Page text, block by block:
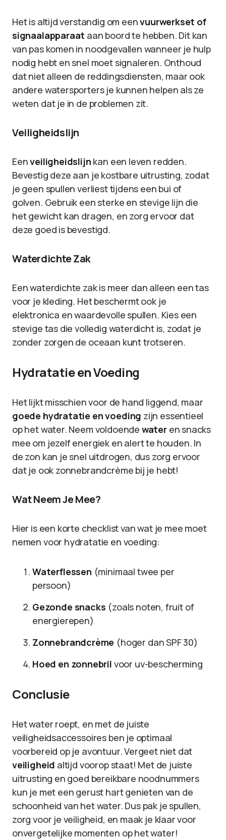
Het is altijd verstandig om eenvuurwerkset of
signaalapparaat aan boord te hebben. Dit kan
van pas komen in noodgevallen wanneer je hulp
nodig hebt en snel moet signaleren. Onthoud
dat niet alleen de reddingsdiensten, maar ook
andere watersporters je kunnen helpen als ze
weten dat je in de problemen zit.
Veiligheidslijn
Eenveiligheidslijn kan een leven redden.
Bevestig deze aan je kostbare uitrusting, zodat
je geen spullen verliest tijdens een bui of
golven. Gebruik een sterke en stevige lijn die
het gewicht kan dragen, en zorg ervoor dat
deze goed is bevestigd.
Waterdichte Zak
Een waterdichte zak is meer dan alleen een tas
voor je kleding. Het beschermt ook je
elektronica en waardevolle spullen. Kies een
stevige tas die volledig waterdicht is, zodat je
zonder zorgen de oceaan kunt trotseren.
Hydratatie en Voeding
Het lijkt misschien voor de hand liggend, maar
goede hydratatie en voeding zijn essentieel
op het water. Neem voldoende wateren snacks
mee om jezelf energiek en alert te houden. In
de zon kan je snel uitdrogen, dus zorg ervoor
dat je ook zonnebrandcrème bij je hebt!
Wat Neem Je Mee?
Hier is een korte checklist van wat je mee moet
nemen voor hydratatie en voeding:
Waterflessen (minimaal twee per
persoon)
Gezonde snacks (zoals noten, fruit of
energierepen)
Zonnebrandcrème (hoger dan SPF 30)
Hoed en zonnebril voor uv-bescherming
Conclusie
Het water roept, en met de juiste
veiligheidsaccessoires ben je optimaal
voorbereid op je avontuur. Vergeet niet dat
veiligheid altijd voorop staat! Met de juiste
uitrusting en goed bereikbare noodnummers
kun je met een gerust hart genieten van de
schoonheid van het water. Dus pak je spullen,
zorg voor je veiligheid, en maak je klaar voor
onvergetelijke momenten op het water!